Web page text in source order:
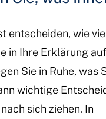
entscheiden, wie
in Ihre Erklärung
Sie in Ruhe, was
wichtige
sich ziehen. In